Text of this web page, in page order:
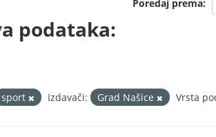
Poredaj prema
podataka:
sport Izdavači: Grad Našice Vrsta